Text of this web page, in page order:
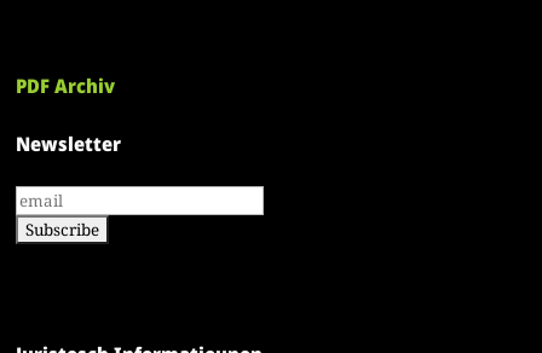
PDF Archiv
Newsletter